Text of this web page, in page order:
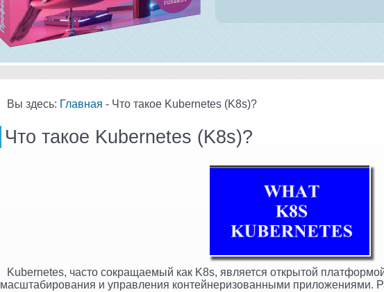
Вы здесь: Главная - Что такое Kubernetes (K8s)?
Что такое Kubernetes (K8s)?
Kubernetes, часто сокращаемый как K8s, является открытой
масштабирования и управления контейнеризованными приложениями.